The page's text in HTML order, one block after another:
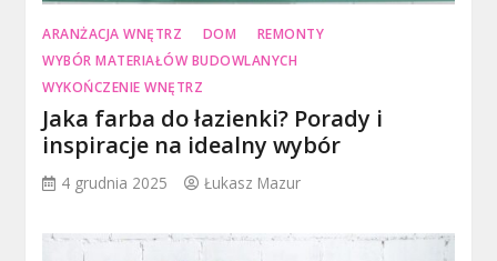
ARANŻACJA WNĘTRZ DOM
REMONTY
WYBÓR MATERIAŁÓW BUDOWLANYCH
WYKOŃCZENIE WNĘTRZ
Jaka farba do łazienki? Porady i
inspiracje na idealny wybór
4 grudnia 2025 Łukasz Mazur